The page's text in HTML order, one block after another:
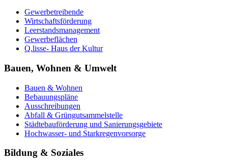
Gewerbetreibende
Wirtschaftsförderung
Leerstandsmanagement
Gewerbeflächen
Q.lisse- Haus der Kultur
Bauen, Wohnen & Umwelt
Bauen & Wohnen
Bebauungspläne
Ausschreibungen
Abfall & Grüngutsammelstelle
Städtebauförderung und Sanierungsgebiete
Hochwasser- und Starkregenvorsorge
Bildung & Soziales